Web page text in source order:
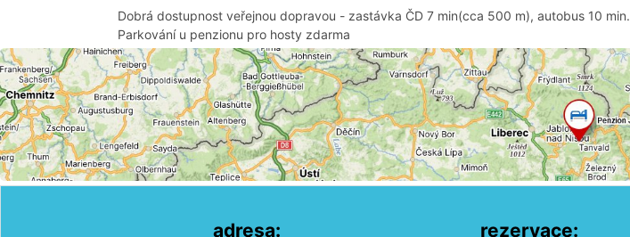
Dobrá dostupnost veřejnou dopravou - zastávka ČD 7 min(cca 500 m), autobus 10 min.
Parkování u penzionu pro hosty zdarma
adresa: rezervace: